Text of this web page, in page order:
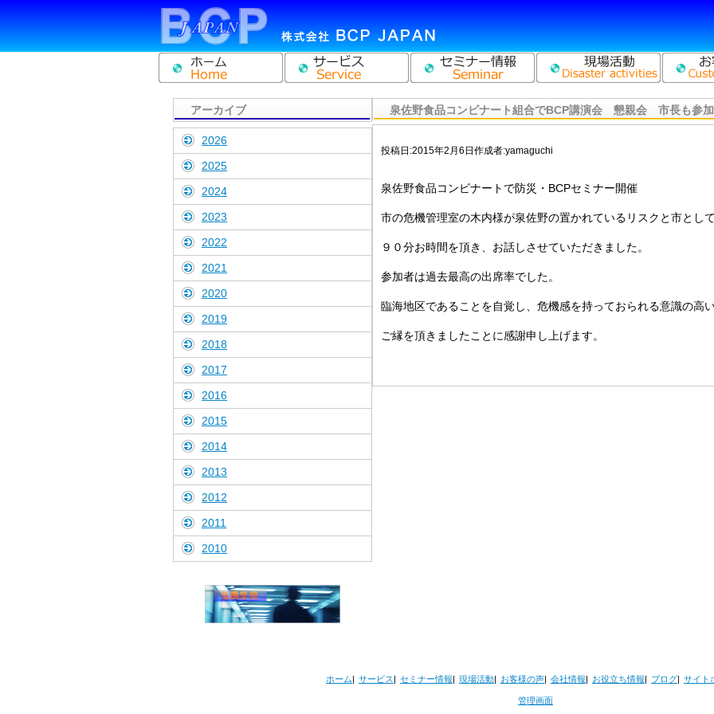
泉佐野食品コンビナート組合でBCP講演会 懇親会 市長も参加
投稿日:2015年2月6日 作成者:yamaguchi
泉佐野食品コンビナートで防災・BCPセミナー開催
市の危機管理室の木内様が泉佐野の置かれているリスクと市とし
９０分お時間を頂き、お話しさせていただきました。
参加者は過去最高の出席率でした。
臨海地区であることを自覚し、危機感を持っておられる意識の高
ご縁を頂きましたことに感謝申し上げます。
アーカイブ
2026
2025
2024
2023
2022
2021
2020
2019
2018
2017
2016
2015
2014
2013
2012
2011
2010
ホーム サービス セミナー情報 現場活動 お客様の声 会社情報 お役立ち情報 ブログ サイト
管理画面